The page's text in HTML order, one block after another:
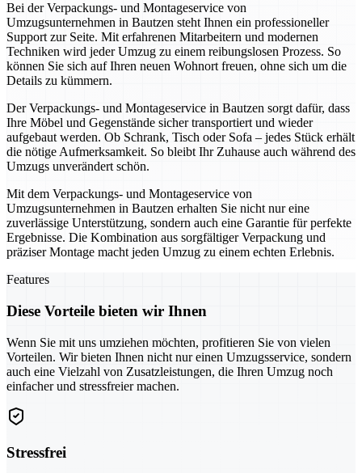
Bei der Verpackungs- und Montageservice von
Umzugsunternehmen in Bautzen steht Ihnen ein professioneller
Support zur Seite. Mit erfahrenen Mitarbeitern und modernen
Techniken wird jeder Umzug zu einem reibungslosen Prozess. So
können Sie sich auf Ihren neuen Wohnort freuen, ohne sich um die
Details zu kümmern.
Der Verpackungs- und Montageservice in Bautzen sorgt dafür, dass
Ihre Möbel und Gegenstände sicher transportiert und wieder
aufgebaut werden. Ob Schrank, Tisch oder Sofa – jedes Stück erhält
die nötige Aufmerksamkeit. So bleibt Ihr Zuhause auch während des
Umzugs unverändert schön.
Mit dem Verpackungs- und Montageservice von
Umzugsunternehmen in Bautzen erhalten Sie nicht nur eine
zuverlässige Unterstützung, sondern auch eine Garantie für perfekte
Ergebnisse. Die Kombination aus sorgfältiger Verpackung und
präziser Montage macht jeden Umzug zu einem echten Erlebnis.
Features
Diese Vorteile bieten wir Ihnen
Wenn Sie mit uns umziehen möchten, profitieren Sie von vielen
Vorteilen. Wir bieten Ihnen nicht nur einen Umzugsservice, sondern
auch eine Vielzahl von Zusatzleistungen, die Ihren Umzug noch
einfacher und stressfreier machen.
Stressfrei